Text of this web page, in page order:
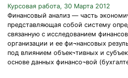
Курсовая работа, 30 Марта 2012
Финансовый анализ — часть
представляющая собой систему
связанную с исследованием
организации и ее фи¬нансовых
под влиянием объек¬тивных и
основе данных финансо¬вой